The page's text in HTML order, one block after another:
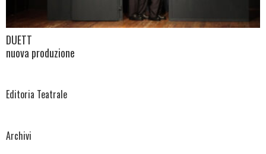
DUETT
nuova produzione
Editoria Teatrale
Archivi